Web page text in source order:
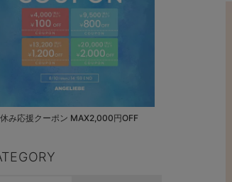
み応援クーポン MAX2,000円OFF